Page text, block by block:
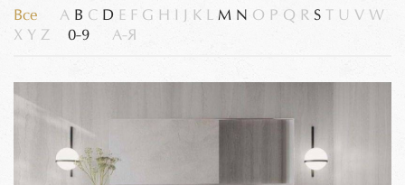
Все A B C D E F G H K L M N O P Q R S U V W
X Y Z 0-9 А-Я